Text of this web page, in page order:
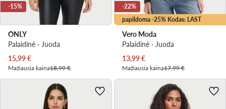
-15%
ONLY
Palaidinė · Juoda
Dabartinė kaina
15,99€
Mažiausia kaina18,99 €
papildoma -25% Kodas: LAST
-22%
Vero Moda
Palaidinė · Juoda
Dabartinė kaina
13,99€
Mažiausia kaina17,99 €